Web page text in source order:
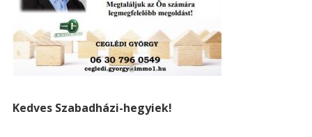
Kedves Szabadházi-hegyiek!